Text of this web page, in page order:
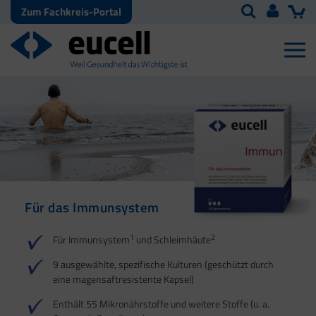
Zum Fachkreis-Portal
Für das Immunsystem
Für Immunsystem1 und Schleimhäute2
9 ausgewählte, spezifische Kulturen (geschützt durch
eine magensaftresistente Kapsel)
Enthält 55 Mikronährstoffe und weitere Stoffe (u. a.
Für Haut, Haare und
4
Für Ihre natürliche